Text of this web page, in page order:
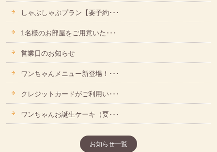
しゃぶしゃぶプラン【要予約･･･
1名様のお部屋をご用意いた･･･
営業日のお知らせ
ワンちゃんメニュー新登場！･･･
クレジットカードがご利用い･･･
ワンちゃんお誕生ケーキ（要･･･
お知らせ一覧